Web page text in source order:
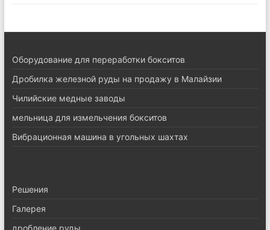
Оборудование для переработки бокситов
Дробилка железной руды на продажу в Малайзии
Чилийские медные заводы
мельница для измельчения бокситов
Вибрационная машина в угольных шахтах
Pешения
Галерея
дробление руды